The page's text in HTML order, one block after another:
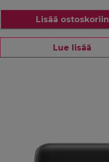
Lisää ostoskoriin
Lue lisää